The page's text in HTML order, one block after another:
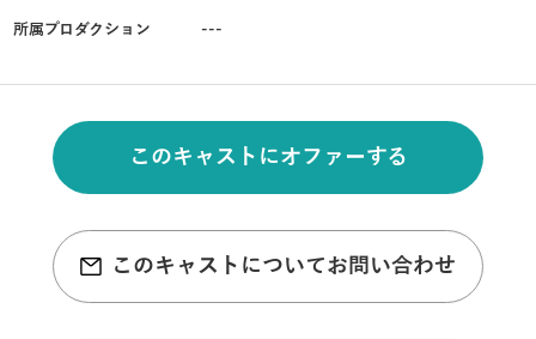
所属プロダクション ---
このキャストにオファーする
このキャストについてお問い合わせ